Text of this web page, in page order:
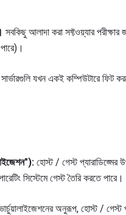
সবকিছু আলাদা করা সফ্টওয়্যার
সার্ভারগুলি যখন একই কম্পিউটারে ফিট
হোস্ট / গেস্ট প্যারাডিজ্মের
সিস্টেমে গেস্ট তৈরি করতে পারে।
অনুরূপ, হোস্ট / গেস্ট